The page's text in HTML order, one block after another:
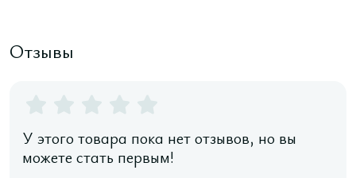
Отзывы
У этого товара пока нет отзывов, но вы
можете стать первым!